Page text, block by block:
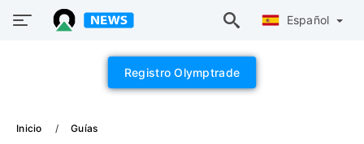
Español
Registro Olymptrade
Inicio Guías